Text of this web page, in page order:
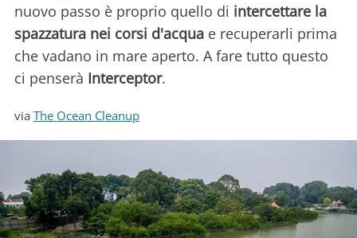
nuovo passo è proprio quello di intercettare la
spazzatura nei corsi d'acqua e recuperarli prima
che vadano in mare aperto. A fare tutto questo
ci penserà Interceptor.
via The Ocean Cleanup